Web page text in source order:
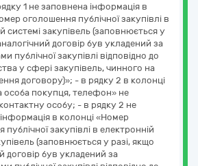
1 не заповнена інформація в
оголошення публічної закупівлі в
системі закупівель (заповнюється у
договір був укладений за
публічної закупівлі відповідно до
у сфері закупівель, чинного на
договору)»; - в рядку 2 в колонці
особа покупця, телефон» не
особу; - в рядку 2 не
в колонці «Номер
закупівлі в електронній
(заповнюється у разі, якщо
договір був укладений за